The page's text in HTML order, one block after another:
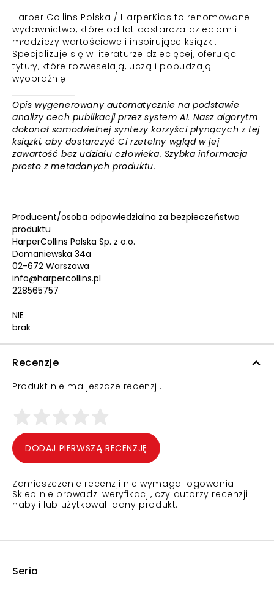
Harper Collins Polska / HarperKids to renomowane
wydawnictwo, które od lat dostarcza dzieciom i
młodzieży wartościowe i inspirujące książki.
Specjalizuje się w literaturze dziecięcej, oferując
tytuły, które rozweselają, uczą i pobudzają
wyobraźnię.
Opis wygenerowany automatycznie na podstawie
analizy cech publikacji przez system AI. Nasz algorytm
dokonał samodzielnej syntezy korzyści płynących z tej
książki, aby dostarczyć Ci rzetelny wgląd w jej
zawartość bez udziału człowieka. Szybka informacja
prosto z metadanych produktu.
Producent/osoba odpowiedzialna za bezpieczeństwo
produktu
HarperCollins Polska Sp. z o.o.
Domaniewska 34a
02-672 Warszawa
info@harpercollins.pl
228565757
NIE
brak
Recenzje
Produkt nie ma jeszcze recenzji.
DODAJ PIERWSZĄ RECENZJĘ
Zamieszczenie recenzji nie wymaga logowania.
Sklep nie prowadzi weryfikacji, czy autorzy recenzji
nabyli lub użytkowali dany produkt.
Seria